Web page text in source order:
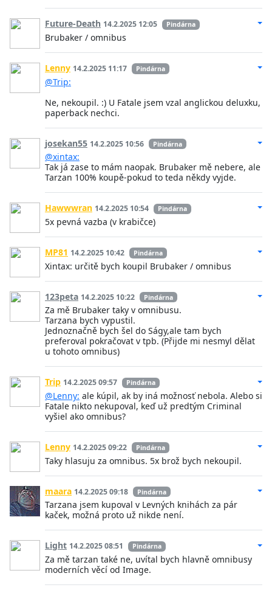
Future-Death 14.2.2025 12:05 Pindárna
Brubaker / omnibus
Lenny 14.2.2025 11:17 Pindárna
@Trip:
Ne, nekoupil. :) U Fatale jsem vzal anglickou deluxku,
paperback nechci.
josekan55 14.2.2025 10:56 Pindárna
@xintax:
Tak já zase to mám naopak. Brubaker mě nebere, ale
Tarzan 100% koupě-pokud to teda někdy vyjde.
Hawwwran 14.2.2025 10:54 Pindárna
5x pevná vazba (v krabičce)
MP81 14.2.2025 10:42 Pindárna
Xintax: určitě bych koupil Brubaker / omnibus
123peta 14.2.2025 10:22 Pindárna
Za mě Brubaker taky v omnibusu.
Tarzana bych vypustil.
Jednoznačně bych šel do Ságy,ale tam bych
preferoval pokračovat v tpb. (Přijde mi nesmyl dělat
u tohoto omnibus)
Trip 14.2.2025 09:57 Pindárna
@Lenny: ale kúpil, ak by iná možnosť nebola. Alebo si
Fatale nikto nekupoval, keď už predtým Criminal
vyšiel ako omnibus?
Lenny 14.2.2025 09:22 Pindárna
Taky hlasuju za omnibus. 5x brož bych nekoupil.
maara 14.2.2025 09:18 Pindárna
Tarzana jsem kupoval v Levných knihách za pár
kaček, možná proto už nikde není.
Light 14.2.2025 08:51 Pindárna
Za mě tarzan také ne, uvítal bych hlavně omnibusy
moderních věcí od Image.